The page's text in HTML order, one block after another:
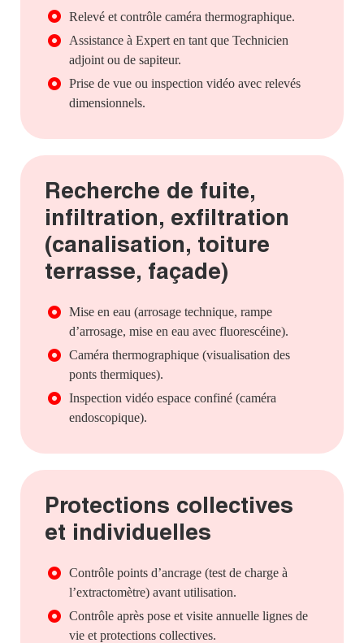
Relevé et contrôle caméra thermographique.
Assistance à Expert en tant que Technicien
adjoint ou de sapiteur.
Prise de vue ou inspection vidéo avec relevés
dimensionnels.
Recherche de fuite,
infiltration, exfiltration
(canalisation, toiture
terrasse, façade)
Mise en eau (arrosage technique, rampe
d’arrosage, mise en eau avec fluorescéine).
Caméra thermographique (visualisation des
ponts thermiques).
Inspection vidéo espace confiné (caméra
endoscopique).
Protections collectives
et individuelles
Contrôle points d’ancrage (test de charge à
l’extractomètre) avant utilisation.
Contrôle après pose et visite annuelle lignes de
vie et protections collectives.